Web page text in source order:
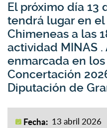
El próximo día 13
tendrá lugar en
Chimeneas a las
actividad MINAS
enmarcada en
Concertación
Diputación de
Fecha: 13 abril 2026